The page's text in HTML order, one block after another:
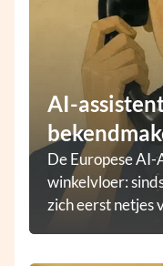
AI-
De Europese
winkelvloer:
zich eerst netjes